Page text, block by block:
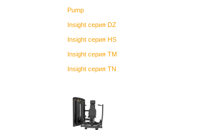
Pump
Insight серия DZ
Insight серия HS
Insight серия TM
Insight серия TN